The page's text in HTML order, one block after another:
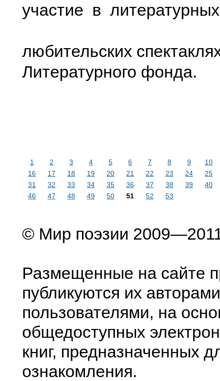
участие в
любительских
Литературного фонда.
1 2 3 4 5 6 7 8 9
10
16
17 18 19 20 21 22 23 24
25
31
32 33 34 35 36 37 38 39
40
46
47 48 49 50 51 52 53
© Мир поэзии
Размещенные на сайте
публикуются их
пользователями, на
общедоступных
книг, предназначенных
ознакомления.